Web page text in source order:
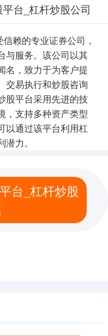
台_杠杆炒股公司
赖的专业证券公司，
与服务。该公司以其
名，致力于为客户提
交易执行和炒股咨询
股平台采用先进的技
，支持多种资产类型
以通过该平台利用杠
力。
台_杠杆炒股